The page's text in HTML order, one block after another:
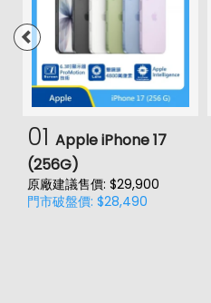
01 Apple iPhone 17
(256G)
原廠建議售價: $29,900
門市破盤價: $28,490